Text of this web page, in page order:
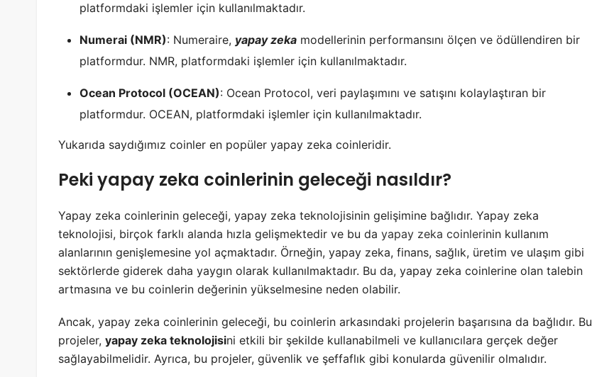
platformdaki işlemler için kullanılmaktadır.
Numerai (NMR): Numeraire, yapay zeka modellerinin performansını ölçen ve ödüllendiren bir
platformdur. NMR, platformdaki işlemler için kullanılmaktadır.
Ocean Protocol (OCEAN): Ocean Protocol, veri paylaşımını ve satışını kolaylaştıran bir
platformdur. OCEAN, platformdaki işlemler için kullanılmaktadır.
Yukarıda saydığımız coinler en popüler yapay zeka coinleridir.
Peki yapay zeka coinlerinin geleceği nasıldır?
Yapay zeka coinlerinin geleceği, yapay zeka teknolojisinin gelişimine bağlıdır. Yapay zeka
teknolojisi, birçok farklı alanda hızla gelişmektedir ve bu da yapay zeka coinlerinin kullanım
alanlarının genişlemesine yol açmaktadır. Örneğin, yapay zeka, finans, sağlık, üretim ve ulaşım gibi
sektörlerde giderek daha yaygın olarak kullanılmaktadır. Bu da, yapay zeka coinlerine olan talebin
artmasına ve bu coinlerin değerinin yükselmesine neden olabilir.
Ancak, yapay zeka coinlerinin geleceği, bu coinlerin arkasındaki projelerin başarısına da bağlıdır. Bu
projeler, yapay zeka teknolojisini etkili bir şekilde kullanabilmeli ve kullanıcılara gerçek değer
sağlayabilmelidir. Ayrıca, bu projeler, güvenlik ve şeffaflık gibi konularda güvenilir olmalıdır.